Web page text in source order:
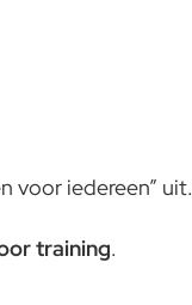
voor iedereen” uit.
training.